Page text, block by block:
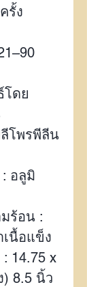
รั้ง
ดย
โพรพีลีน
อลูมิ
ร้อน :
เนื้อแข็ง
: 14.75 x
) 8.5 นิ้ว